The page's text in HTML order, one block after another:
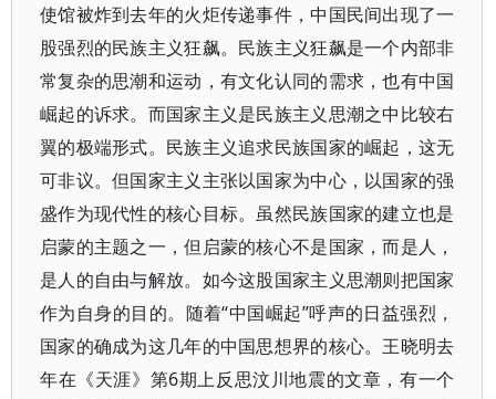
使馆被炸到去年的火炬传递事件，中国民间出现了一
股强烈的民族主义狂飙。民族主义狂飙是一个内部非
常复杂的思潮和运动，有文化认同的需求，也有中国
崛起的诉求。而国家主义是民族主义思潮之中比较右
翼的极端形式。民族主义追求民族国家的崛起，这无
可非议。但国家主义主张以国家为中心，以国家的强
盛作为现代性的核心目标。虽然民族国家的建立也是
启蒙的主题之一，但启蒙的核心不是国家，而是人，
是人的自由与解放。如今这股国家主义思潮则把国家
作为自身的目的。随着“中国崛起”呼声的日益强烈，
国家的确成为这几年的中国思想界的核心。王晓明去
年在《天涯》第6期上反思汶川地震的文章，有一个